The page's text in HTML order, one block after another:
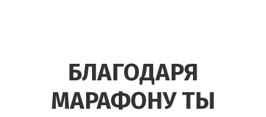
БЛАГОДАРЯ
МАРАФОНУ ТЫ